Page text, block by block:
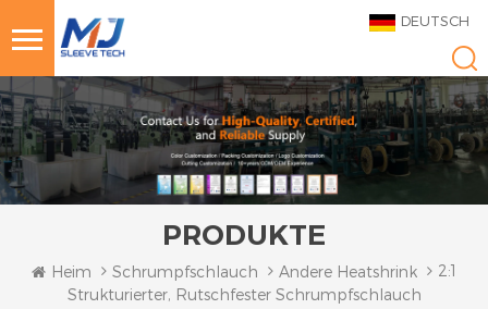
DEUTSCH
PRODUKTE
Heim Schrumpfschlauch Andere Heatshrink
2:1
Strukturierter, Rutschfester Schrumpfschlauch